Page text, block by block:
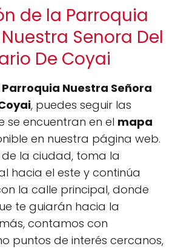
de la Parroquia
Senora Del
De Coyai
Parroquia Nuestra Señora
, puedes seguir las
se encuentran en el mapa
en nuestra página web.
la ciudad, toma la
hacia el este y continúa
la calle principal, donde
te guiarán hacia la
contamos con
puntos de interés cercanos,